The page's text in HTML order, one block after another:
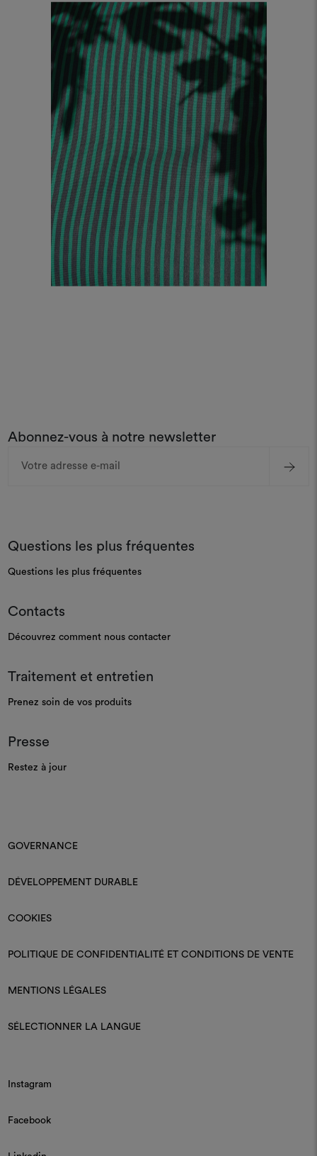
Abonnez-vous à notre newsletter
Questions les plus fréquentes
Questions les plus fréquentes
Contacts
Découvrez comment nous contacter
Traitement et entretien
Prenez soin de vos produits
Presse
Restez à jour
GOVERNANCE
DÉVELOPPEMENT DURABLE
COOKIES
POLITIQUE DE CONFIDENTIALITÉ ET CONDITIONS DE VENTE
MENTIONS LÉGALES
SÉLECTIONNER LA LANGUE
Instagram
Facebook